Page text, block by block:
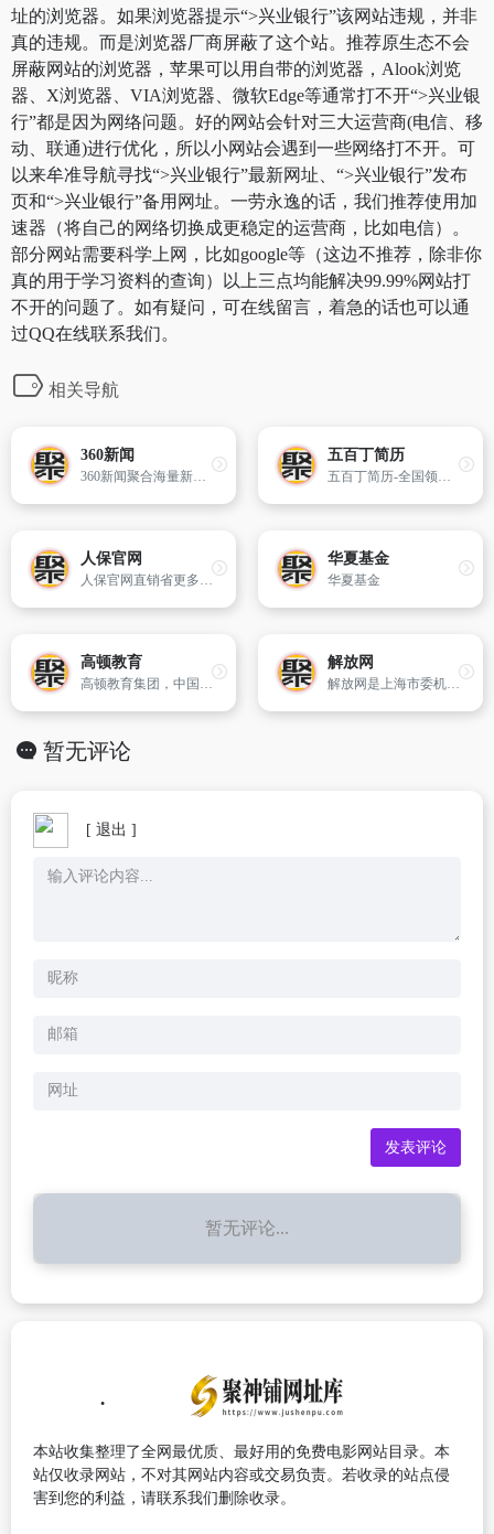
址的浏览器。如果浏览器提示“>兴业银行”该网站违规，并非
真的违规。而是浏览器厂商屏蔽了这个站。推荐原生态不会
屏蔽网站的浏览器，苹果可以用自带的浏览器，Alook浏览
器、X浏览器、VIA浏览器、微软Edge等通常打不开“>兴业银
行”都是因为网络问题。好的网站会针对三大运营商(电信、移
动、联通)进行优化，所以小网站会遇到一些网络打不开。可
以来牟准导航寻找“>兴业银行”最新网址、“>兴业银行”发布
页和“>兴业银行”备用网址。一劳永逸的话，我们推荐使用加
速器（将自己的网络切换成更稳定的运营商，比如电信）。
部分网站需要科学上网，比如google等（这边不推荐，除非你
真的用于学习资料的查询）以上三点均能解决99.99%网站打
不开的问题了。如有疑问，可在线留言，着急的话也可以通
过QQ在线联系我们。
相关导航
360新闻
360新闻聚合海量新闻资讯,分分钟更新新闻热点。提供15大分类资讯,
五百丁简历
五百丁简历-全国领先的专业简历制作平台，支持手机在线编辑，智能高效，海量精美模板，HR专家推荐使用_500D.ME
人保官网
人保官网直销省更多，安全有保障，无中间环节，其他保险产品更优惠。优质理赔服务，享受与线下同等理赔服务，更可拥有网上投保专属特色服务；全国10万个网点，30万个专业理赔服务人员。方便快捷，条款、金额公开透明，自助选择，轻松对比，我的保险我做主。优惠享不停，网购保险，享受更多惊喜优惠,尽在PICC中国人保官网
华夏基金
华夏基金
高顿教育
高顿教育集团，中国财经教育创导者。目前，已在全球50多座城市开设近150家分校及学习中心，累计获得百余项荣誉。加入高顿，与全球600万同学一起实现梦想的职业生涯！
解放网
解放网是上海市委机关报——解放日报的官方新闻网站,传播“有深度、有温度”的新闻。以上海政经、民生新闻为重点,同时关注国内、国际、文娱、体育等各领域新闻。
暂无评论
[ 退出 ]
暂无评论...
本站收集整理了全网最优质、最好用的免费电影网站目录。本
站仅收录网站，不对其网站内容或交易负责。若收录的站点侵
害到您的利益，请联系我们删除收录。